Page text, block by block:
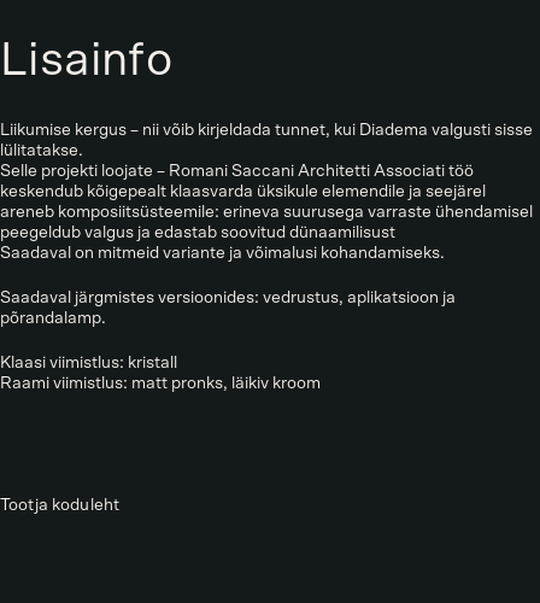
Lisainfo
Liikumise kergus – nii võib kirjeldada tunnet, kui Diadema valgusti sisse
lülitatakse.
Selle projekti loojate – Romani Saccani Architetti Associati töö
keskendub kõigepealt klaasvarda üksikule elemendile ja seejärel
areneb komposiitsüsteemile: erineva suurusega varraste ühendamisel
peegeldub valgus ja edastab soovitud dünaamilisust
Saadaval on mitmeid variante ja võimalusi kohandamiseks.
Saadaval järgmistes versioonides: vedrustus, aplikatsioon ja
põrandalamp.
Klaasi viimistlus: kristall
Raami viimistlus: matt pronks, läikiv kroom
Tootja koduleht